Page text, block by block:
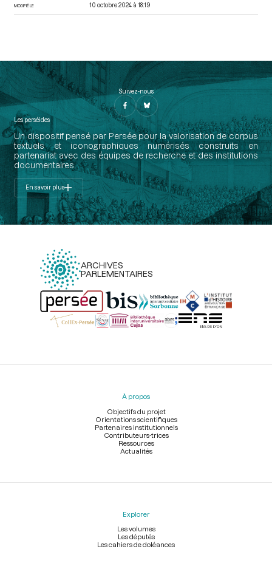
MODIFIÉ LE 10 octobre 2024 à 18:19
Suivez-nous
Les perséides
Un dispositif pensé par Persée pour la valorisation de corpus
textuels et iconographiques numérisés construits en
partenariat avec des équipes de recherche et des institutions
documentaires.
En savoir plus
ARCHIVES
PARLEMENTAIRES
Menu
À propos
Objectifs du projet
Orientations scientifiques
Partenaires institutionnels
Contributeurs-trices
Ressources
Actualités
Explorer
Les volumes
Les députés
Les cahiers de doléances